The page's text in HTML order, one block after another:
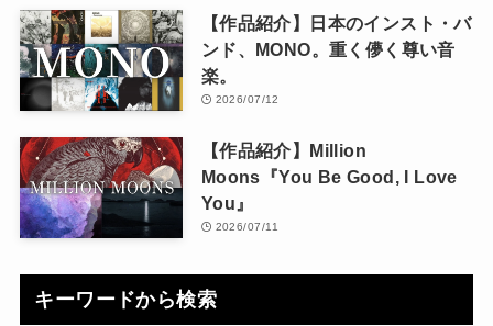
【作品紹介】日本のインスト・バ
ンド、MONO。重く儚く尊い音
楽。
2026/07/12
【作品紹介】Million
Moons『You Be Good, I Love
You』
2026/07/11
キーワードから検索